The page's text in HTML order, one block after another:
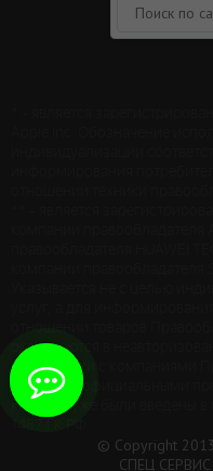
оказываются в
связанными с компаниями
и/или с ее официальными
которые уже были введены в
© Copyright
СПЕЦ СЕРВИС